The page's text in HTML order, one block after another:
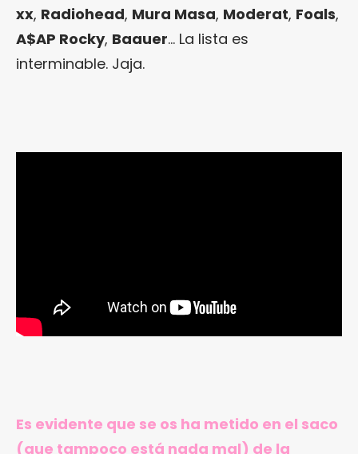
xx, Radiohead, Mura Masa, Moderat, Foals,
A$AP Rocky, Baauer… La lista es
interminable. Jaja.
Es evidente que se os ha metido en el saco
(que tampoco está nada mal) de la